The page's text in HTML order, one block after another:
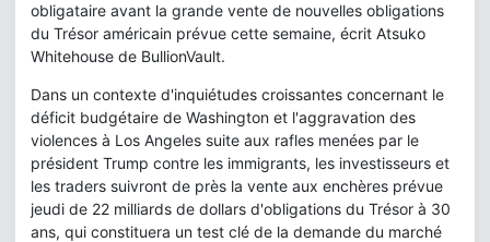
obligataire avant la grande vente de nouvelles obligations
du Trésor américain prévue cette semaine, écrit Atsuko
Whitehouse de BullionVault.
Dans un contexte d'inquiétudes croissantes concernant le
déficit budgétaire de Washington et l'aggravation des
violences à Los Angeles suite aux rafles menées par le
président Trump contre les immigrants, les investisseurs et
les traders suivront de près la vente aux enchères prévue
jeudi de 22 milliards de dollars d'obligations du Trésor à 30
ans, qui constituera un test clé de la demande du marché